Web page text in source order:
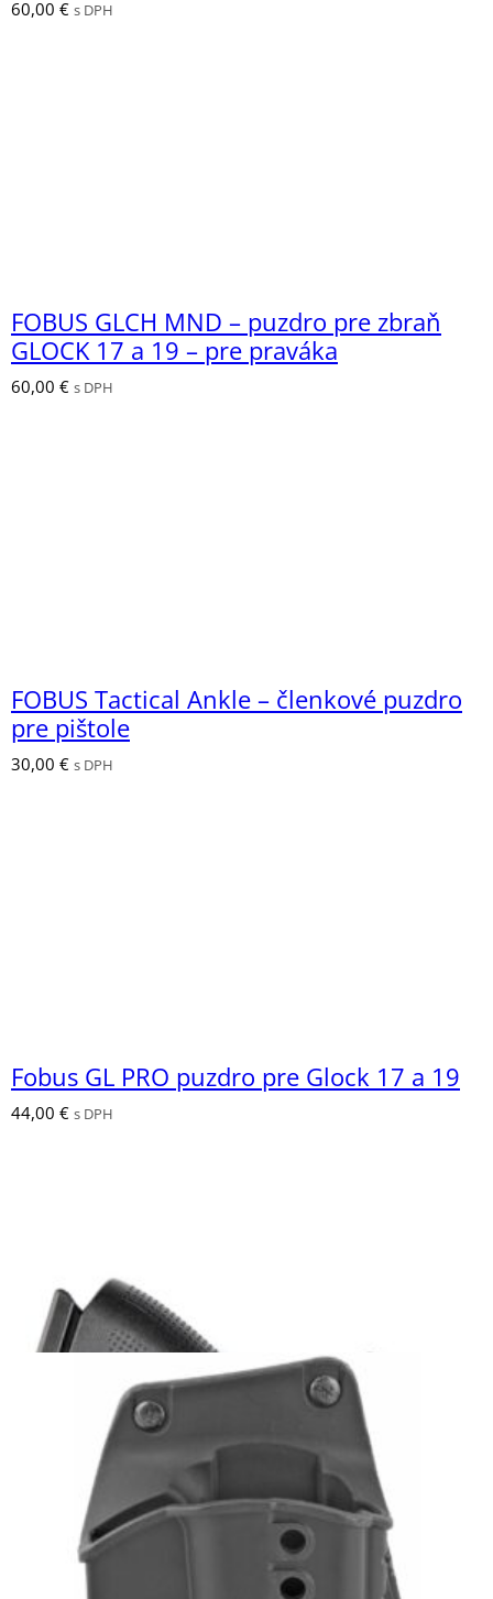
60,00 € s DPH
FOBUS GLCH MND – puzdro pre zbraň
GLOCK 17 a 19 – pre praváka
60,00 € s DPH
FOBUS Tactical Ankle – členkové puzdro
pre pištole
30,00 € s DPH
Fobus GL PRO puzdro pre Glock 17 a 19
44,00 € s DPH
Fobus LE2 MEX2 puzdro pre Glock 19/17
s DPH